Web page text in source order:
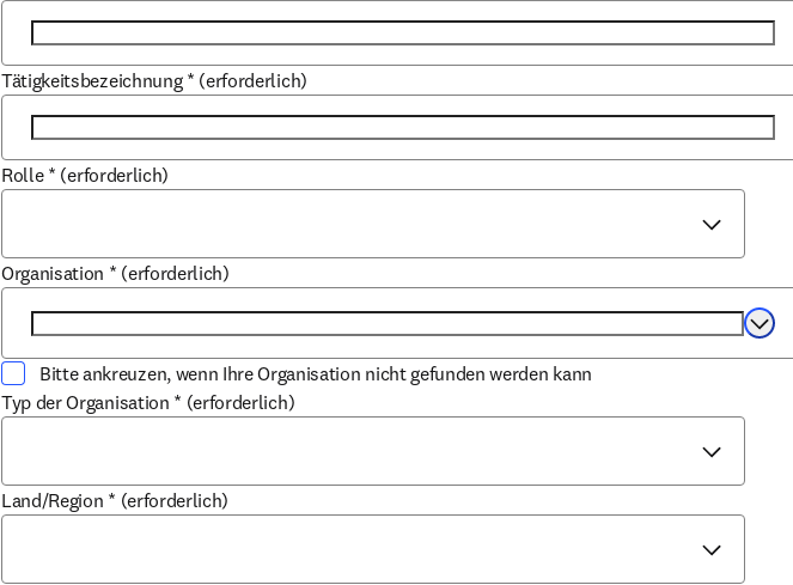
Tätigkeitsbezeichnung * (erforderlich)
Rolle * (erforderlich)
Organisation * (erforderlich)
Bitte ankreuzen, wenn Ihre Organisation nicht gefunden werden kann
Typ der Organisation * (erforderlich)
Land/Region * (erforderlich)